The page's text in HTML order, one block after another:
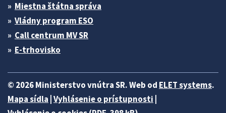
Miestna štátna správa
Vládny program ESO
Call centrum MV SR
E-trhovisko
© 2026 Ministerstvo vnútra SR. Web od ELET systems.
Mapa sídla Vyhlásenie o prístupnosti